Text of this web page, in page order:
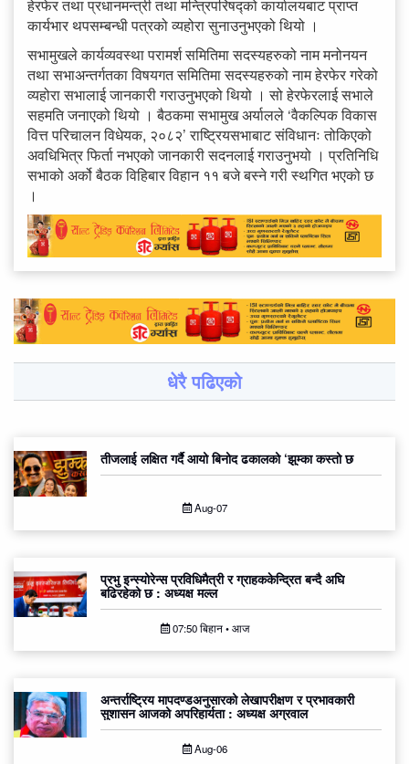
हेरफेर तथा प्रधानमन्त्री तथा मन्त्रिपरिषद्को कार्यालयबाट प्राप्त
कार्यभार थपसम्बन्धी पत्रको व्यहोरा सुनाउनुभएको थियो ।
सभामुखले कार्यव्यवस्था परामर्श समितिमा सदस्यहरुको नाम मनोनयन
तथा सभाअन्तर्गतका विषयगत समितिमा सदस्यहरुको नाम हेरफेर गरेको
व्यहोरा सभालाई जानकारी गराउनुभएको थियो । सो हेरफेरलाई सभाले
सहमति जनाएको थियो । बैठकमा सभामुख अर्यालले ‘वैकल्पिक विकास
वित्त परिचालन विधेयक, २०८२’ राष्ट्रियसभाबाट संविधानः तोकिएको
अवधिभित्र फिर्ता नभएको जानकारी सदनलाई गराउनुभयो । प्रतिनिधि
सभाको अर्को बैठक विहिबार विहान ११ बजे बस्ने गरी स्थगित भएको छ
।
धेरै पढिएको
तीजलाई लक्षित गर्दै आयो बिनोद ढकालको ‘झुम्का कस्तो छ
Aug-07
प्रभु इन्स्योरेन्स प्रविधिमैत्री र ग्राहककेन्द्रित बन्दै अघि
बढिरहेको छ : अध्यक्ष मल्ल
07:50 बिहान • आज
अन्तर्राष्ट्रिय मापदण्डअनुसारको लेखापरीक्षण र प्रभावकारी
सुशासन आजको अपरिहार्यता : अध्यक्ष अग्रवाल
Aug-06